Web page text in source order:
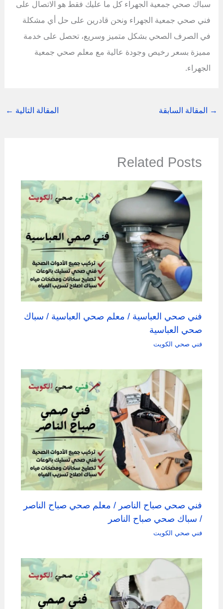
سباك صحي جمعية الجهراء كل ما عليك فقط هو الاتصال على
فني صحي جمعية الجهراء ونحن قادرين على حل أي مشكلة
في الصرف الصحي بشكل متميز وسريع، تحصل على خدمة
مميزة بسعر رخيص وجودة عالية مع معلم صحي جمعية
الجهراء.
→ المقالة السابقة المقالة التالية ←
Related Posts
فني صحي العباسية / معلم صحي العباسية / سباك
صحي العباسية
فني صحي الكويت
فني صحي صباح الناصر / معلم صحي صباح الناصر
/ سباك صحي صباح الناصر
فني صحي الكويت